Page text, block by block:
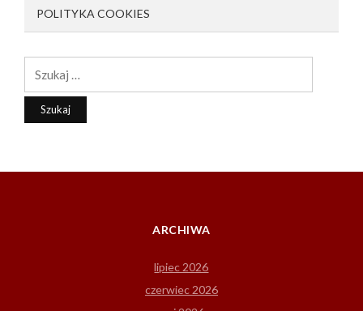
POLITYKA COOKIES
ARCHIWA
lipiec 2026
czerwiec 2026